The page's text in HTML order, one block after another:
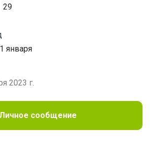
29
января
2023 г.
Личное сообщение